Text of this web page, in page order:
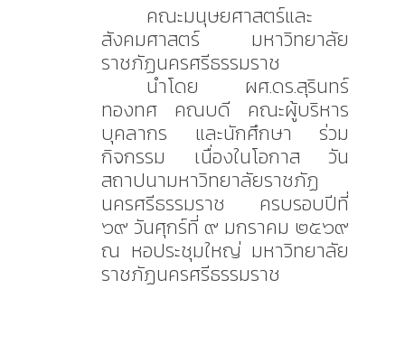
คณะมนุษยศาสตร์และ
สังคมศาสตร์ มหาวิทยาลัย
ราชภัฏนครศรีธรรมราช
นำโดย ผศ.ดร.สุรินทร์
ทองทศ คณบดี คณะผู้บริหาร
บุคลากร และนักศึกษา ร่วม
กิจกรรม เนื่องในโอกาส วัน
สถาปนามหาวิทยาลัยราชภัฏ
นครศรีธรรมราช ครบรอบปีที่
๖๙ วันศุกร์ที่ ๙ มกราคม ๒๕๖๙
ณ หอประชุมใหญ่ มหาวิทยาลัย
ราชภัฏนครศรีธรรมราช